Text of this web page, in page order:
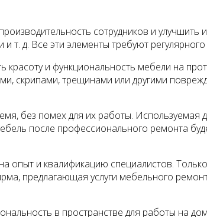
сотрудников и улучшить
т. д. Все эти элементы требуют
и функциональность мебели на
скрипами, трещинами или другими
без помех для их работы. Используемая
после профессионального ремонта
опыт и квалификацию специалистов.
предлагающая услуги мебельного
в пространстве для работы на